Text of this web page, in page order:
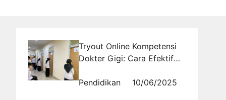
Tryout Online Kompetensi
Dokter Gigi: Cara Efektif
Persiapan Mental yang
Pendidikan 10/06/2025